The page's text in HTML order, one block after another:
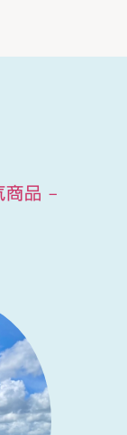
商品 –